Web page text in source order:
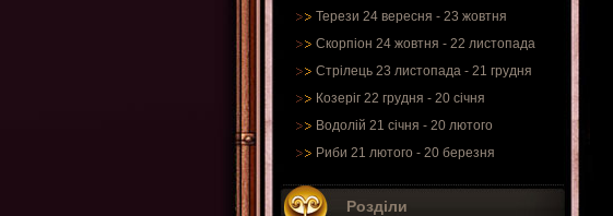
Терези 24 вересня - 23 жовтня
Скорпіон 24 жовтня - 22 листопада
Стрілець 23 листопада - 21 грудня
Козеріг 22 грудня - 20 січня
Водолій 21 січня - 20 лютого
Риби 21 лютого - 20 березня
Розділи